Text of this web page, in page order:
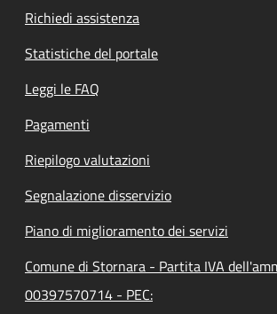
Richiedi assistenza
Statistiche del portale
Leggi le FAQ
Pagamenti
Riepilogo valutazioni
Segnalazione disservizio
Piano di miglioramento dei servizi
Comune di Stornara - Partita IVA
00397570714 - PEC: